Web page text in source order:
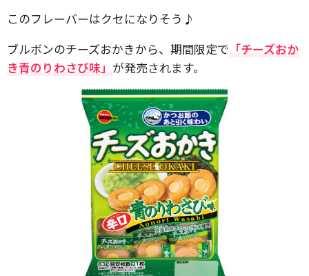
このフレーバーはクセになりそう♪
ブルボンのチーズおかきから、期間限定で 「チーズおか
き青のりわさび味」 が発売されます。